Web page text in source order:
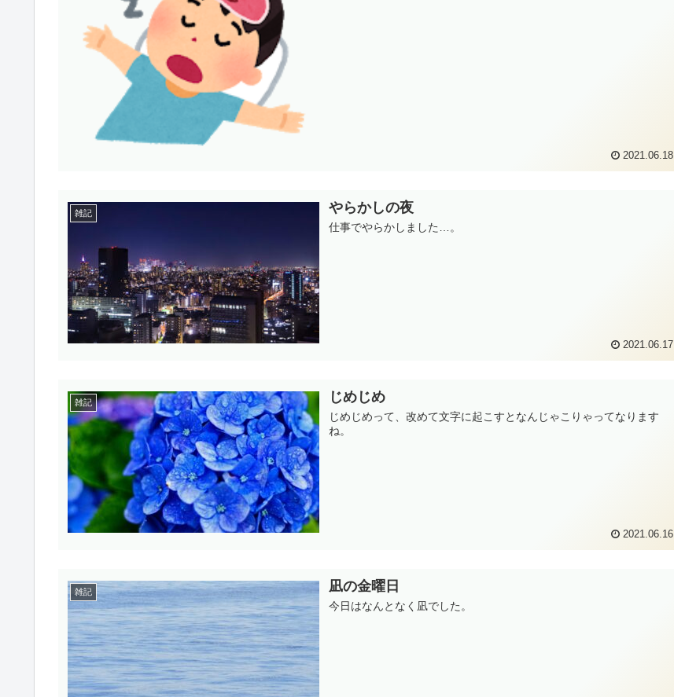
2021.06.18
雑記 やらかしの夜
仕事でやらかしました…。
2021.06.17
雑記 じめじめ
じめじめって、改めて文字に起こすとなんじゃこりゃってなります
ね。
2021.06.16
雑記 凪の金曜日
今日はなんとなく凪でした。